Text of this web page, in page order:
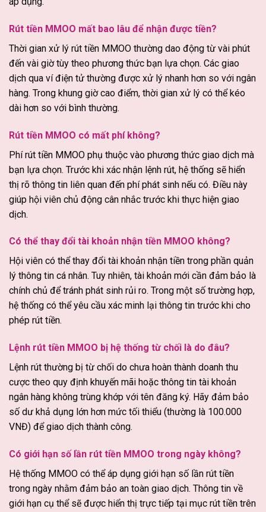
Rút tiền MMOO mất bao lâu để nhận được tiền?
Thời gian xử lý rút tiền MMOO thường dao động từ vài phút
đến vài giờ tùy theo phương thức bạn lựa chọn. Các giao
dịch qua ví điện tử thường được xử lý nhanh hơn so với ngân
hàng. Trong khung giờ cao điểm, thời gian xử lý có thể kéo
dài hơn so với bình thường.
Rút tiền MMOO có mất phí không?
Phí rút tiền MMOO phụ thuộc vào phương thức giao dịch mà
bạn lựa chọn. Trước khi xác nhận lệnh rút, hệ thống sẽ hiển
thị rõ thông tin liên quan đến phí phát sinh nếu có. Điều này
giúp hội viên chủ động cân nhắc trước khi thực hiện giao
dịch.
Có thể thay đổi tài khoản nhận tiền MMOO không?
Hội viên có thể thay đổi tài khoản nhận tiền trong phần quản
lý thông tin cá nhân. Tuy nhiên, tài khoản mới cần đảm bảo là
chính chủ để tránh phát sinh rủi ro. Trong một số trường hợp,
hệ thống có thể yêu cầu xác minh lại thông tin trước khi cho
phép rút tiền.
Lệnh rút tiền MMOO bị hệ thống từ chối là do đâu?
Lệnh rút thường bị từ chối do chưa hoàn thành doanh thu
cược theo quy định khuyến mãi hoặc thông tin tài khoản
ngân hàng không trùng khớp với tên đăng ký. Hãy đảm bảo
số dư khả dụng lớn hơn mức tối thiểu (thường là 100.000
VNĐ) để giao dịch thành công.
Có giới hạn số lần rút tiền MMOO trong ngày không?
Hệ thống MMOO có thể áp dụng giới hạn số lần rút tiền
trong ngày nhằm đảm bảo an toàn giao dịch. Thông tin về
giới hạn cụ thể sẽ được hiển thị trực tiếp tại mục rút tiền trên